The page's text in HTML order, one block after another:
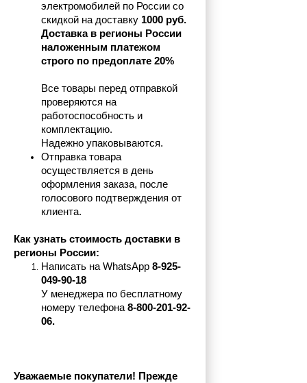
электромобилей по России со
скидкой на доставку 1000 руб.
Доставка в регионы России
наложенным платежом
строго по предоплате 20%
Все товары перед отправкой
проверяются на
работоспособность и
комплектацию.
Надежно упаковываются.
Отправка товара
осуществляется в день
оформления заказа, после
голосового подтверждения от
клиента.
Как узнать стоимость доставки в
регионы России:
Написать на WhatsApp 8-925-
049-90-18
У менеджера по бесплатному
номеру телефона 8-800-201-92-
06.
Уважаемые покупатели! Прежде